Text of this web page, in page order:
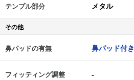
テンプル部分 メタル
その他
鼻パッドの有無 鼻パッド付き
フィッティング調整 -